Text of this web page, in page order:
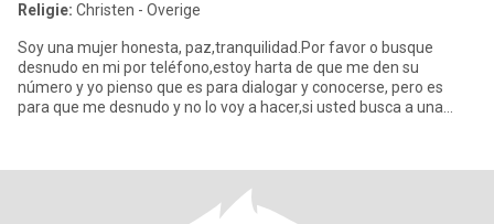
Religie: Christen - Overige
Soy una mujer honesta, paz,tranquilidad.Por favor o busque
desnudo en mi por teléfono,estoy harta de que me den su
número y yo pienso que es para dialogar y conocerse, pero es
para que me desnudo y no lo voy a hacer,si usted busca a una